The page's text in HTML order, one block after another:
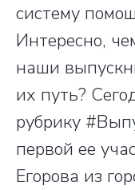
систему
Интересно,
наши
их путь?
рубрику
первой ее
Егорова из